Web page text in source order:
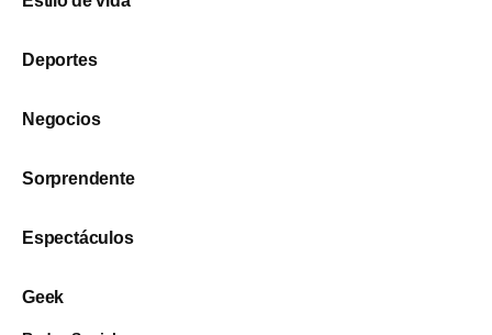
Deportes
Negocios
Sorprendente
Espectáculos
Geek